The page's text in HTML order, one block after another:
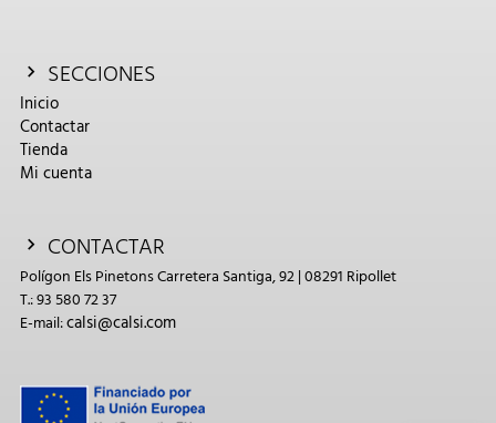
SECCIONES
Inicio
Contactar
Tienda
Mi cuenta
CONTACTAR
Polígon Els Pinetons Carretera Santiga, 92 | 08291 Ripollet
T.: 93 580 72 37
E-mail:calsi@calsi.com